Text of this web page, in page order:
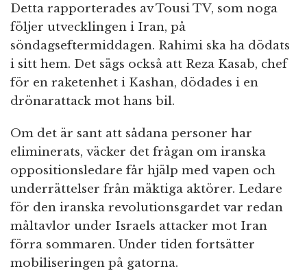
Detta rapporterades av Tousi TV, som noga
följer utvecklingen i Iran, på
söndagseftermiddagen. Rahimi ska ha dödats
i sitt hem. Det sägs också att Reza Kasab, chef
för en raketenhet i Kashan, dödades i en
drönarattack mot hans bil.
Om det är sant att sådana personer har
eliminerats, väcker det frågan om iranska
oppositionsledare får hjälp med vapen och
underrättelser från mäktiga aktörer. Ledare
för den iranska revolutionsgardet var redan
måltavlor under Israels attacker mot Iran
förra sommaren. Under tiden fortsätter
mobiliseringen på gatorna.